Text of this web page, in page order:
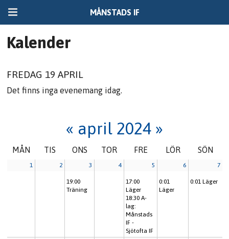
MÅNSTADS IF
Kalender
FREDAG 19 APRIL
Det finns inga evenemang idag.
« april 2024 »
MÅN TIS ONS TOR FRE LÖR SÖN
1 2 3
19:00
Träning
4 5
17:00
Läger
18:30 A-
lag:
Månstads
IF -
Sjötofta IF
6
0:01
Läger
7
0:01 Läger